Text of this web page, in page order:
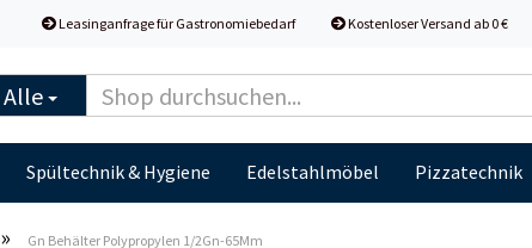
Leasinganfrage für Gastronomiebedarf Kostenloser Versand ab 0 €
Alle
Spültechnik & Hygiene Edelstahlmöbel Pizzatechnik
» Gn Behälter Polypropylen 1/2Gn-65Mm